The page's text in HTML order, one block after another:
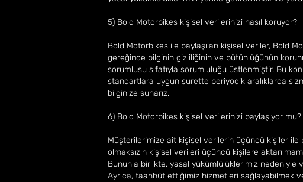
5) Bold Motorbikes kişisel verilerinizi nasıl koruyor?
Bold Motorbikes ile paylaşılan kişisel veriler, Bold
gereğince bilginin gizliliğinin ve bütünlüğünün
sorumlusu sıfatıyla sorumluluğu üstlenmiştir. Bu
standartlara uygun surette periyodik aralıklarda
bilginize sunarız.
6) Bold Motorbikes kişisel verilerinizi paylaşıyor mu?
Müşterilerimize ait kişisel verilerin üçüncü kişiler ile
olmaksızın kişisel verileri üçüncü kişilere
Bununla birlikte, yasal yükümlülüklerimiz nedeniyle
Ayrıca, taahhüt ettiğimiz hizmetleri sağlayabilmek